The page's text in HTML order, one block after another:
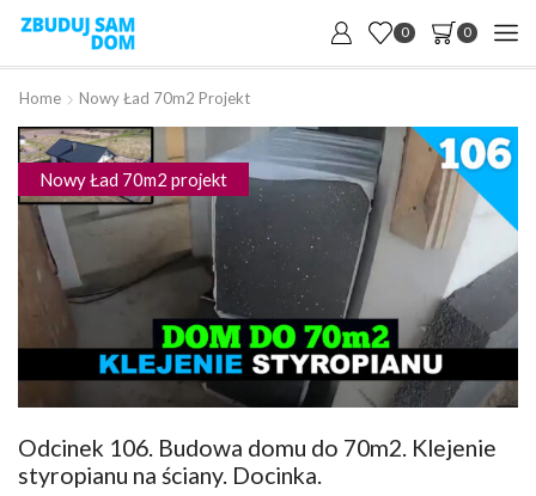
0 0
Home Nowy Ład 70m2 Projekt
Nowy Ład 70m2 projekt
Odcinek 106. Budowa domu do 70m2. Klejenie
styropianu na ściany. Docinka.